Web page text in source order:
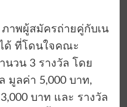
าพผู้สมัครถ่ายคู่กับเน
ด้ ที่โดนใจคณะ
วน 3 รางวัล โดย
มูลค่า 5,000 บาท,
บาท และ รางวัล